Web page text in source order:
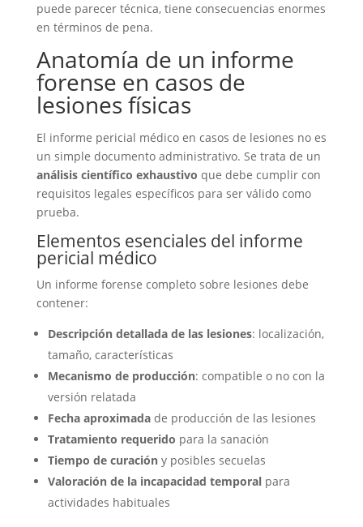
puede parecer técnica, tiene consecuencias enormes
en términos de pena.
Anatomía de un informe
forense en casos de
lesiones físicas
El informe pericial médico en casos de lesiones no es
un simple documento administrativo. Se trata de un
análisis científico exhaustivo que debe cumplir con
requisitos legales específicos para ser válido como
prueba.
Elementos esenciales del informe
pericial médico
Un informe forense completo sobre lesiones debe
contener:
Descripción detallada de las lesiones: localización,
tamaño, características
Mecanismo de producción: compatible o no con la
versión relatada
Fecha aproximadade producción de las lesiones
Tratamiento requerido para la sanación
Tiempo de curacióny posibles secuelas
Valoración de la incapacidad temporalpara
actividades habituales